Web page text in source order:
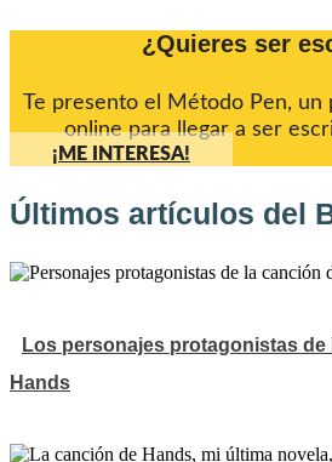
¿Quieres ser
Te presento el Método Pen, un
online para llegar a ser
¡ME INTERESA!
Últimos artículos del
Los personajes protagonistas de
Hands